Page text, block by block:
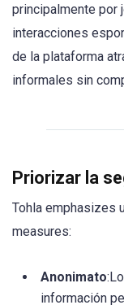
principalmente por
interacciones
de la plataforma
informales sin
Priorizar la
Tohla emphasizes
measures:
Anonimato
información